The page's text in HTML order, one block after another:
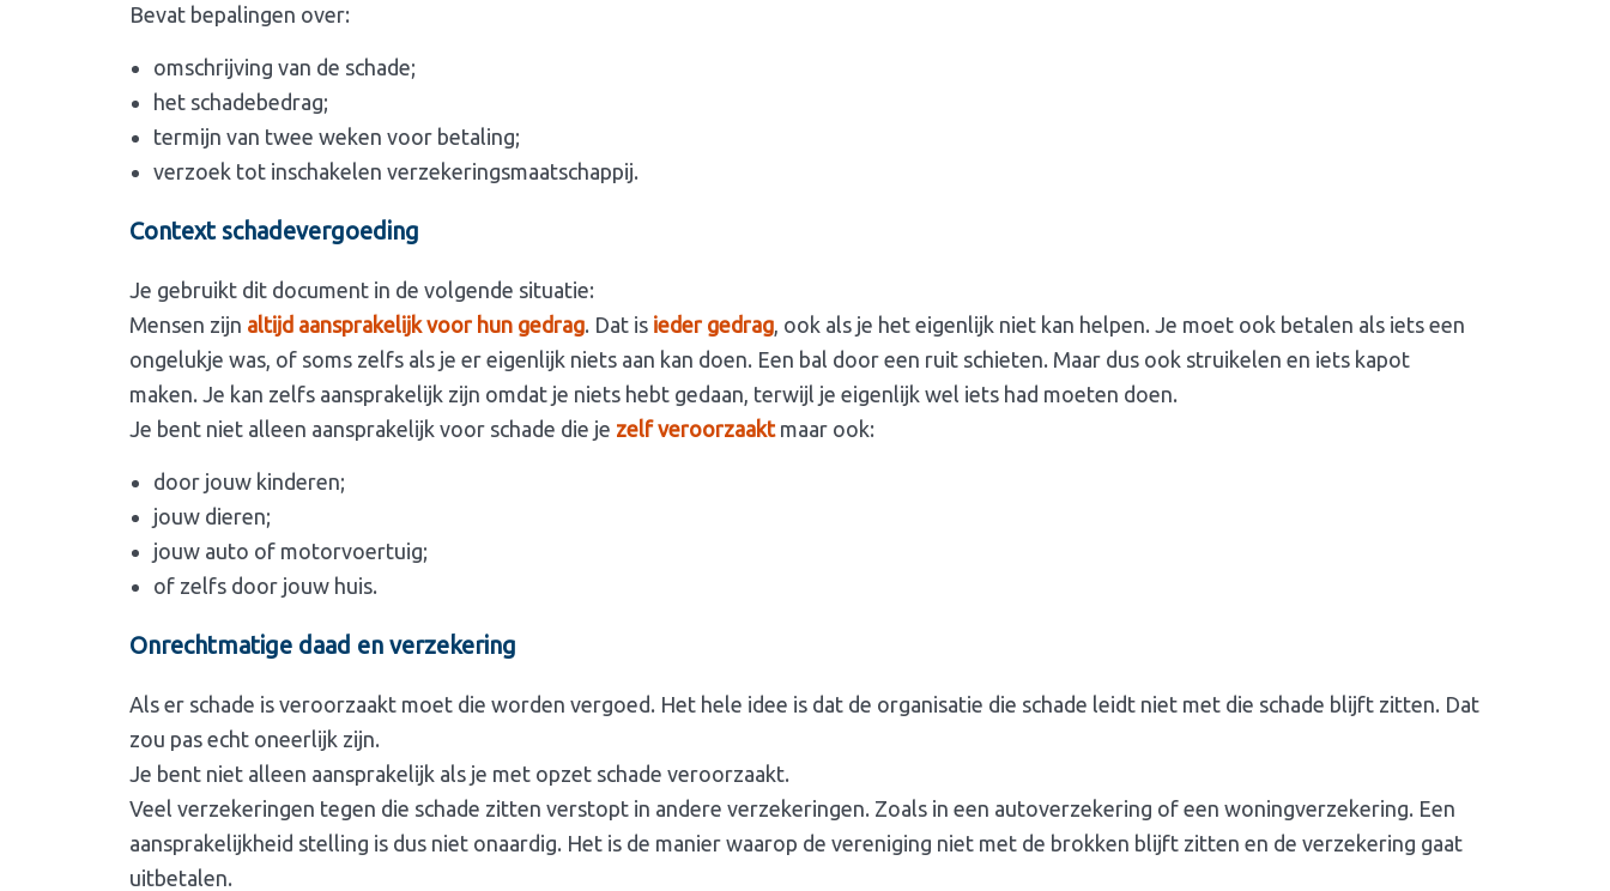
Bevat bepalingen over:
omschrijving van de schade;
het schadebedrag;
termijn van twee weken voor betaling;
verzoek tot inschakelen verzekeringsmaatschappij.
Context schadevergoeding
Je gebruikt dit document in de volgende situatie:
Mensen zijn altijd aansprakelijk voor hun gedrag. Dat is ieder gedrag , ook als je het eigenlijk niet kan helpen. Je moet ook betalen als iets een
ongelukje was, of soms zelfs als je er eigenlijk niets aan kan doen. Een bal door een ruit schieten. Maar dus ook struikelen en iets kapot
maken. Je kan zelfs aansprakelijk zijn omdat je niets hebt gedaan, terwijl je eigenlijk wel iets had moeten doen.
Je bent niet alleen aansprakelijk voor schade die je zelf veroorzaakt maar ook:
door jouw kinderen;
jouw dieren;
jouw auto of motorvoertuig;
of zelfs door jouw huis.
Onrechtmatige daad en verzekering
Als er schade is veroorzaakt moet die worden vergoed. Het hele idee is dat de organisatie die schade leidt niet met die schade blijft zitten. Dat
zou pas echt oneerlijk zijn.
Je bent niet alleen aansprakelijk als je met opzet schade veroorzaakt.
Veel verzekeringen tegen die schade zitten verstopt in andere verzekeringen. Zoals in een autoverzekering of een woningverzekering. Een
aansprakelijkheid stelling is dus niet onaardig. Het is de manier waarop de vereniging niet met de brokken blijft zitten en de verzekering gaat
uitbetalen.